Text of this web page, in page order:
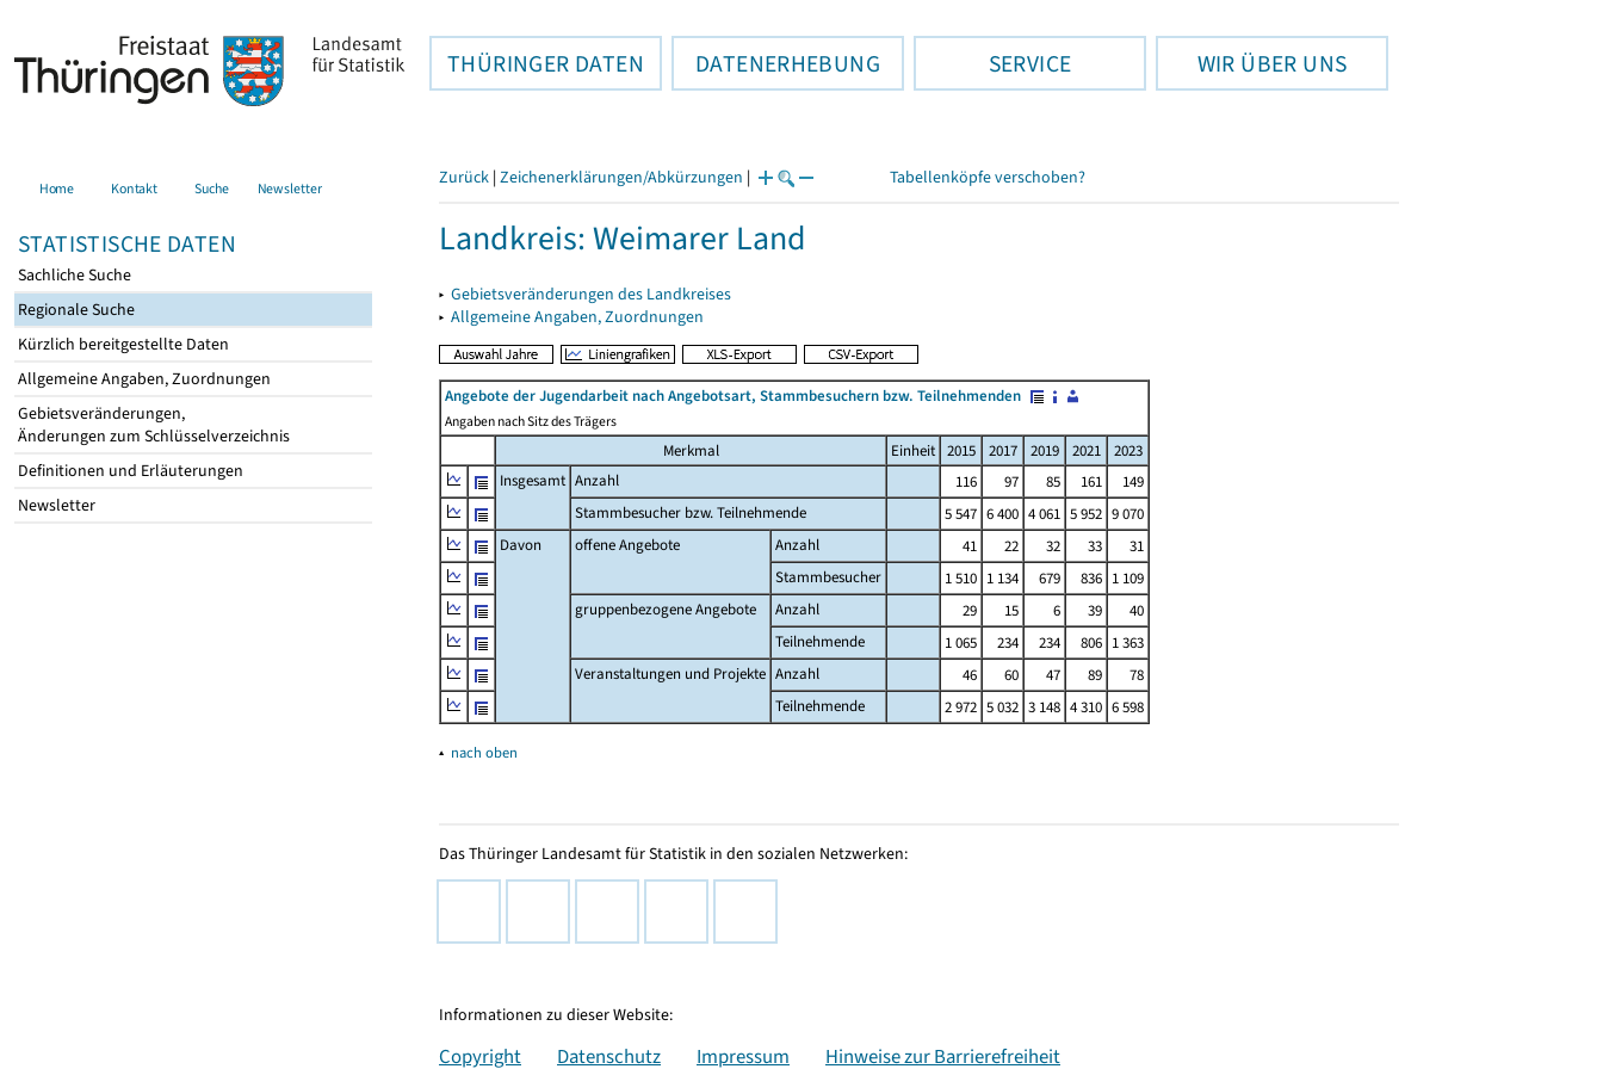
THÜRINGER DATEN DATENERHEBUNG SERVICE WIR ÜBER UNS
Home Kontakt Suche Newsletter
STATISTISCHE DATEN
Sachliche Suche
Regionale Suche
Kürzlich bereitgestellte Daten
Allgemeine Angaben, Zuordnungen
Gebietsveränderungen,
Änderungen zum Schlüsselverzeichnis
Definitionen und Erläuterungen
Newsletter
Zurück | Zeichenerklärungen/Abkürzungen | Tabellenköpfe verschoben?
Landkreis: Weimarer Land
▸ Gebietsveränderungen des Landkreises
▸ Allgemeine Angaben, Zuordnungen
Angebote der Jugendarbeit nach Angebotsart, Stammbesuchern bzw. Teilnehmenden
Angaben nach Sitz des Trägers
Merkmal Einheit 2015 2017 2019 2021
2023
Insgesamt Anzahl 116 97 85 161
149
Stammbesucher bzw. Teilnehmende
5 547 6 400 4 061 5 952 9 070
Davon
offene Angebote Anzahl 41 22 32 33
31
Stammbesucher
1 510 1 134 679 836 1 109
gruppenbezogene Angebote
Anzahl 29 15 6 39
40
Teilnehmende
1 065 234 234 806 1 363
Veranstaltungen und Projekte Anzahl 46 60 47 89
78
Teilnehmende
2 972 5 032 3 148 4 310 6 598
▴ nach oben
Das Thüringer Landesamt für Statistik in den sozialen Netzwerken:
Informationen zu dieser Website:
Copyright Datenschutz Impressum Hinweise zur Barrierefreiheit